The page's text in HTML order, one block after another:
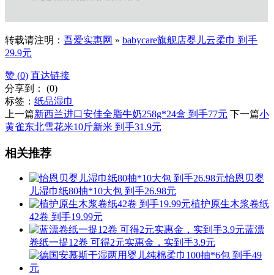
转载请注明： 吾爱实惠网 » babycare旗舰店婴儿云柔巾 到手
29.9元
赞 (0) 直达链接
分享到： (0)
标签： 纸品湿巾
上一篇新西兰进口安佳全脂牛奶258g*24盒 到手77元 下一篇小
黄雀东北雪花米10斤新米 到手31.9元
相关推荐
怡恩贝婴
儿湿巾纸80抽*10大包 到手26.98元
植护原生木浆卷纸
42卷 到手19.99元
蓝漂
卷纸一提12卷 可得2元实惠金，实到手3.9元